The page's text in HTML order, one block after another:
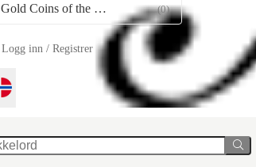
Gold Coins of the World (0)
Logg inn / Registrer